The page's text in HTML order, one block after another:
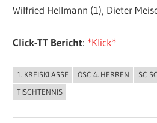
Wilfried Hellmann (1), Dieter
Click-TT Bericht: *Klick*
ALLGEMEIN
1. KREISKLASSE OSC 4. HERREN
SC
TISCHTENNIS